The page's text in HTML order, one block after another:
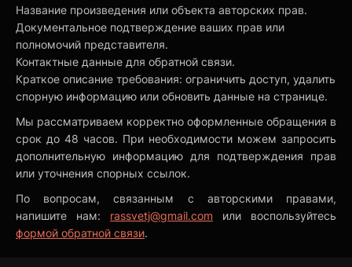
Название произведения или объекта авторских прав.
Документальное подтверждение ваших прав или
полномочий представителя.
Контактные данные для обратной связи.
Краткое описание требования: ограничить доступ, удалить
спорную информацию или обновить данные на странице.
Мы рассматриваем корректно оформленные обращения в
срок до 48 часов. При необходимости можем запросить
дополнительную информацию для подтверждения прав
или уточнения спорных ссылок.
По вопросам, связанным с авторскими правами,
напишите нам: rassvetj@gmail.com или воспользуйтесь
формой обратной связи.